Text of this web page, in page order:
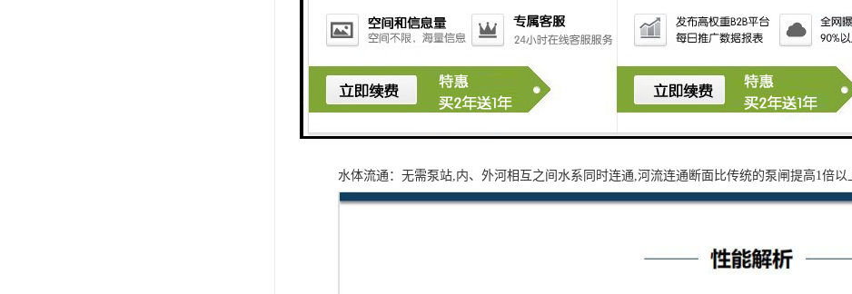
水体流通：无需泵站,内、外河相互之间水系同时连通,河流连通断面比传统的泵闸提高1倍以